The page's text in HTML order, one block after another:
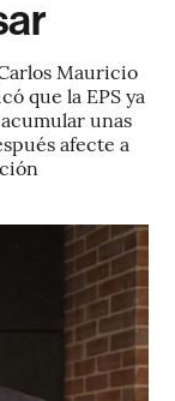
Mauricio
que la EPS ya
unas
afecte a